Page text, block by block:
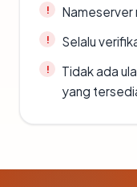
Nameserver
Selalu
Tidak ada
yang